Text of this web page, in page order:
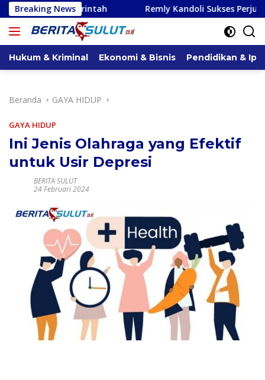
Langsung
ke
konten
Breaking NewsRemly Kandoli Sukses Perjuangkan
Hukum & Kriminal Ekonomi & Bisnis Pendidikan &
Beranda GAYA HIDUP
GAYA HIDUP
Ini Jenis Olahraga yang Efektif
untuk Usir Depresi
BERITA SULUT
24 Februari 2024